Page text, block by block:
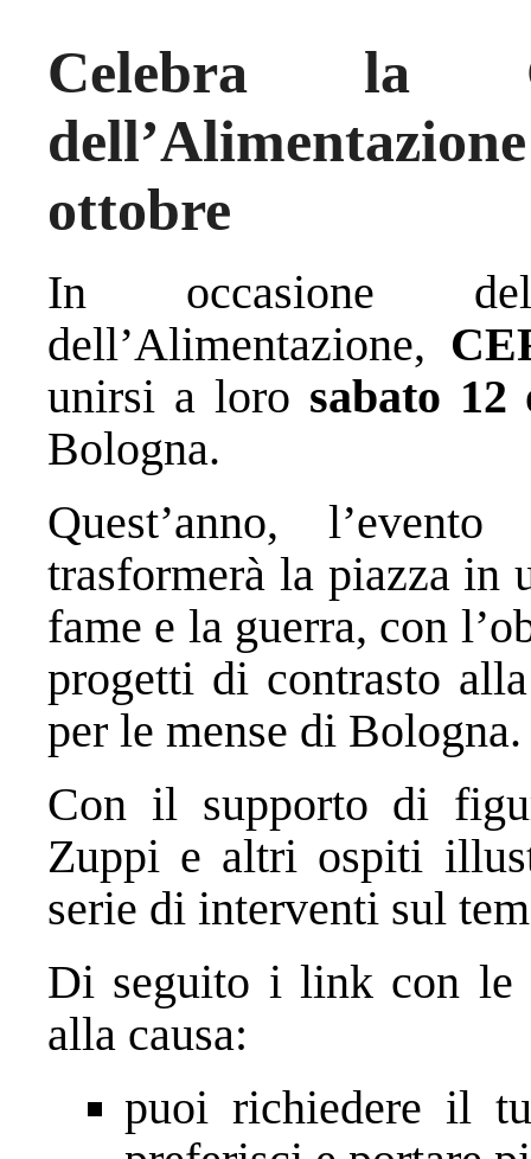
Celebra la
ottobre
In occasione
dell’Alimentazione,
unirsi a loro sabato 12
Bologna.
Quest’anno,
trasformerà la piazza in
fame e la guerra, con
progetti di contrasto
per le mense di Bologna.
Con il supporto di
Zuppi e altri ospiti
serie di interventi sul
Di seguito i link con le
alla causa:
puoi richiedere il